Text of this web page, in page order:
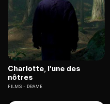
Charlotte, l'une des
nôtres
FILMS DRAME